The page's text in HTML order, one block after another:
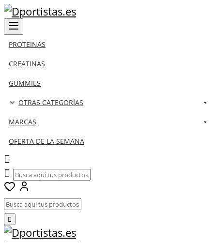
PROTEINAS
CREATINAS
GUMMIES
OTRAS CATEGORÍAS
MARCAS
OFERTA DE LA SEMANA